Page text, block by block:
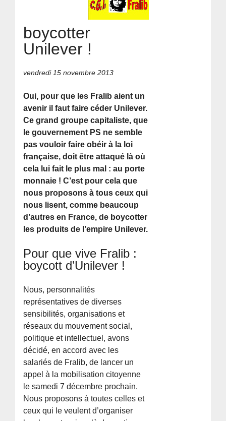
boycotter
Unilever !
vendredi 15 novembre 2013
Oui, pour que les Fralib aient un
avenir il faut faire céder Unilever.
Ce grand groupe capitaliste, que
le gouvernement PS ne semble
pas vouloir faire obéir à la loi
française, doit être attaqué là où
cela lui fait le plus mal : au porte
monnaie ! C’est pour cela que
nous proposons à tous ceux qui
nous lisent, comme beaucoup
d’autres en France, de boycotter
les produits de l’empire Unilever.
Pour que vive Fralib :
boycott d’Unilever !
Nous, personnalités
représentatives de diverses
sensibilités, organisations et
réseaux du mouvement social,
politique et intellectuel, avons
décidé, en accord avec les
salariés de Fralib, de lancer un
appel à la mobilisation citoyenne
le samedi 7 décembre prochain.
Nous proposons à toutes celles et
ceux qui le veulent d’organiser